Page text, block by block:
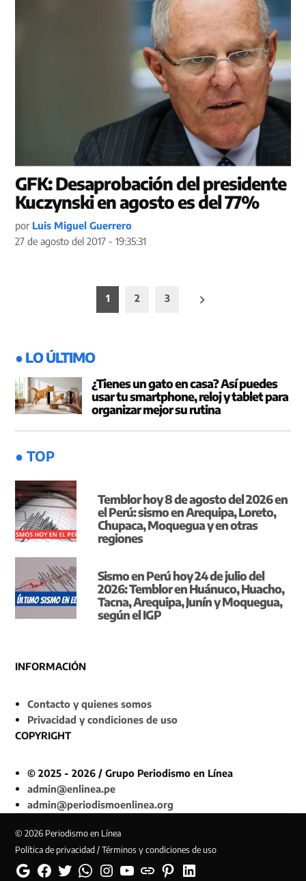
GFK: Desaprobación del presidente
Kuczynski en agosto es del 77%
por Luis Miguel Guerrero
27 de agosto del 2017 - 19:35:31
1 2 3
● LO ÚLTIMO
¿Tienes un gato en casa? Así puedes
usar tu smartphone, reloj y tablet para
organizar mejor su rutina
● TOP
Temblor hoy 8 de agosto del 2026 en
el Perú: sismo en Arequipa, Loreto,
Chupaca, Moquegua y en otras
regiones
Sismo en Perú hoy 24 de julio del
2026: Temblor en Huánuco, Huacho,
Tacna, Arequipa, Junín y Moquegua,
según el IGP
INFORMACIÓN
Contacto y quienes somos
Privacidad y condiciones de uso
COPYRIGHT
© 2025 - 2026 / Grupo Periodismo en Línea
admin@enlinea.pe
admin@periodismoenlinea.org
© 2026 Periodismo en Línea
Política de privacidad / Términos y condiciones de uso
GoogleFacebookTwitterWhatsappInstagramYouTubeWeb PinterestLinkedin